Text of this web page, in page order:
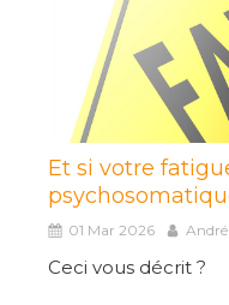
Et si votre
01 Mar 2026
Ceci vous décrit ?